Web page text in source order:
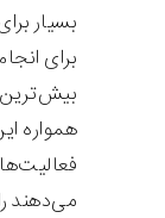
بسیار
برای
بیش‌ترین
همواره
می‌دهند